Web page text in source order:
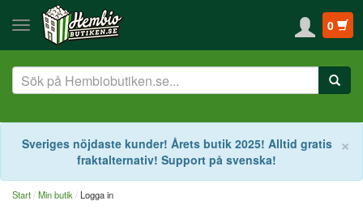
0
×
Sveriges nöjdaste kunder! Årets butik 2025! Alltid gratis
fraktalternativ! Support på svenska!
Start Min butik Logga in